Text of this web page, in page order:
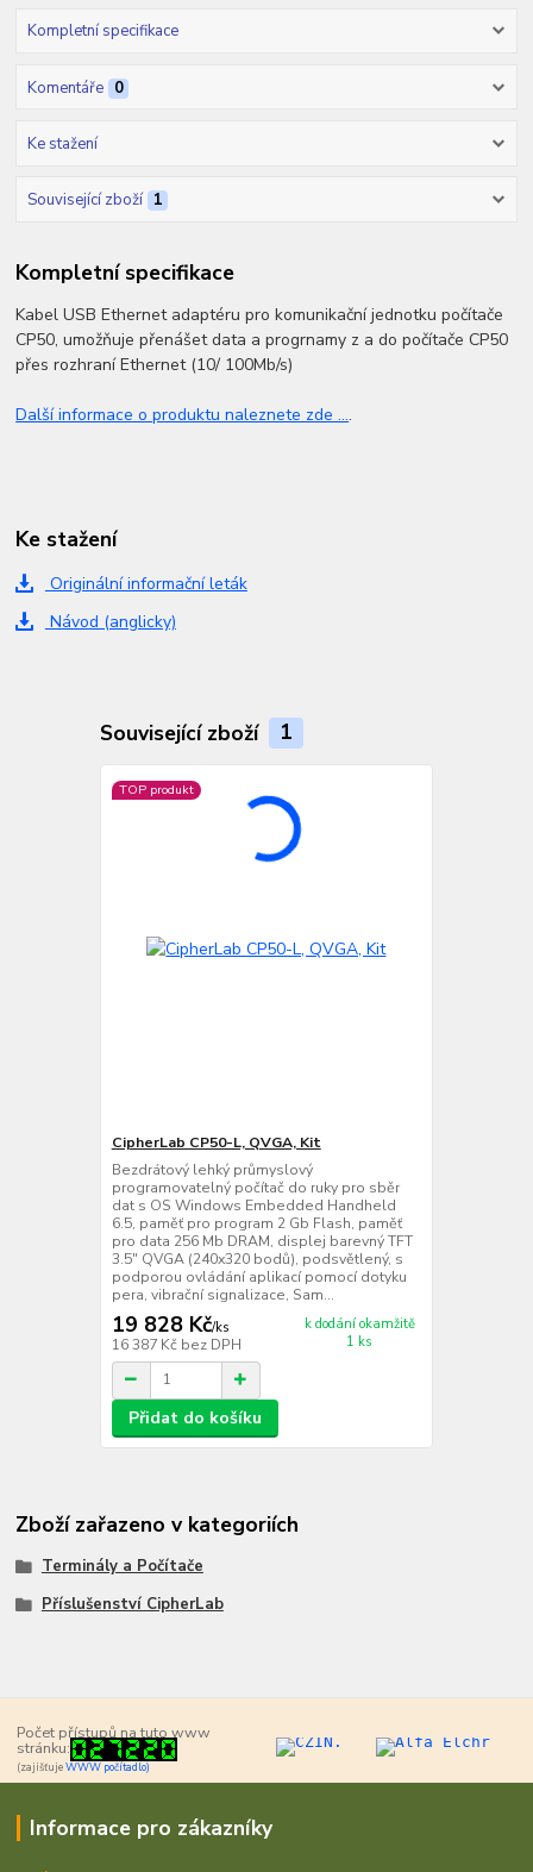
Kompletní specifikace
Komentáře 0
Ke stažení
Související zboží 1
Kompletní specifikace
Kabel USB Ethernet adaptéru pro komunikační jednotku počítače
CP50, umožňuje přenášet data a progrnamy z a do počítače CP50
přes rozhraní Ethernet (10/ 100Mb/s)
Další informace o produktu naleznete zde ....
Ke stažení
Originální informační leták
Návod (anglicky)
Související zboží 1
TOP produkt
CipherLab CP50-L, QVGA, Kit
Bezdrátový lehký průmyslový
programovatelný počítač do ruky pro sběr
dat s OS Windows Embedded Handheld
6.5, paměť pro program 2 Gb Flash, paměť
pro data 256 Mb DRAM, displej barevný TFT
3.5" QVGA (240x320 bodů), podsvětlený, s
podporou ovládání aplikací pomocí dotyku
pera, vibrační signalizace, Sam...
19 828 Kč/ks
16 387 Kč bez DPH
k dodání okamžitě
1 ks
Přidat do košíku
Zboží zařazeno v kategoriích
Terminály a Počítače
Příslušenství CipherLab
Počet přístupů na tuto www
stránku:
(zajišťujeWWW počítadlo)
Informace pro zákazníky